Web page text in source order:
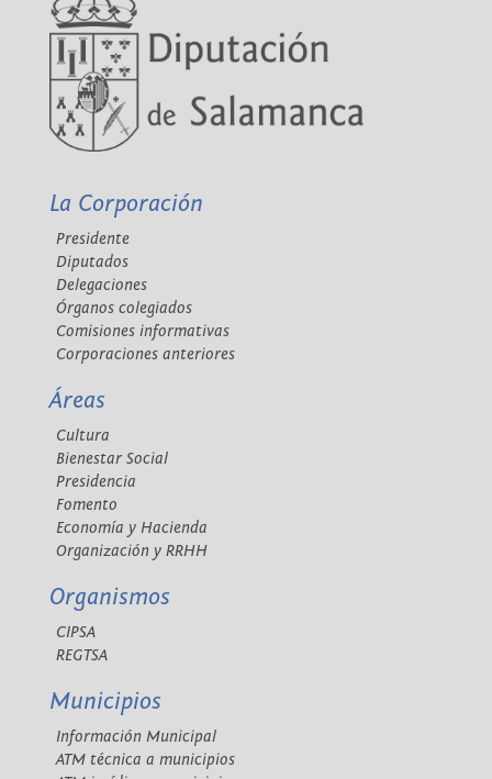
La Corporación
Presidente
Diputados
Delegaciones
Órganos colegiados
Comisiones informativas
Corporaciones anteriores
Áreas
Cultura
Bienestar Social
Presidencia
Fomento
Economía y Hacienda
Organización y RRHH
Organismos
CIPSA
REGTSA
Municipios
Información Municipal
ATM técnica a municipios